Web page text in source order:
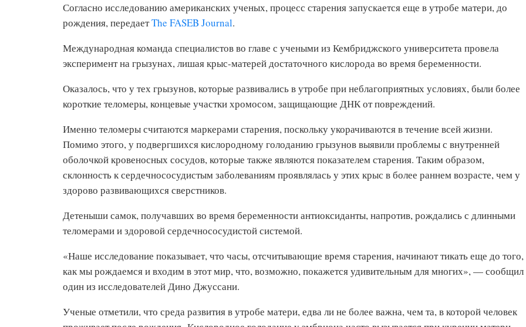
Согласно исследованию американских ученых, процесс старения запускается еще в утробе матери, до
рождения, передаетThe FASEB Journal.
Международная команда специалистов во главе с учеными из Кембриджского университета провела
эксперимент на грызунах, лишая крыс-матерей достаточного кислорода во время беременности.
Оказалось, что у тех грызунов, которые развивались в утробе при неблагоприятных условиях, были более
короткие теломеры, концевые участки хромосом, защищающие ДНК от повреждений.
Именно теломеры считаются маркерами старения, поскольку укорачиваются в течение всей жизни.
Помимо этого, у подвергшихся кислородному голоданию грызунов выявили проблемы с внутренней
оболочкой кровеносных сосудов, которые также являются показателем старения. Таким образом,
склонность к сердечнососудистым заболеваниям проявлялась у этих крыс в более раннем возрасте, чем у
здорово развивающихся сверстников.
Детеныши самок, получавших во время беременности антиоксиданты, напротив, рождались с длинными
теломерами и здоровой сердечнососудистой системой.
«Наше исследование показывает, что часы, отсчитывающие время старения, начинают тикать еще до того,
как мы рождаемся и входим в этот мир, что, возможно, покажется удивительным для многих», — сообщил
один из исследователей Дино Джуссани.
Ученые отметили, что среда развития в утробе матери, едва ли не более важна, чем та, в которой человек